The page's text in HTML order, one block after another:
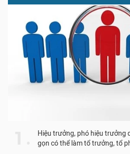
Hiệu trưởng, phó hiệu trưởng
gọn có thể làm tổ trưởng, tổ